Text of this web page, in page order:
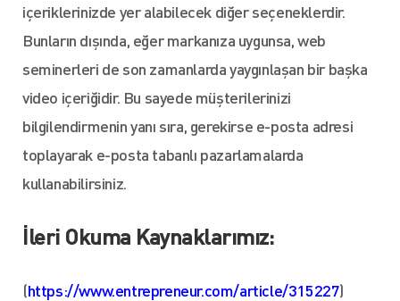
içeriklerinizde yer alabilecek diğer seçeneklerdir.
Bunların dışında, eğer markanıza uygunsa, web
seminerleri de son zamanlarda yaygınlaşan bir başka
video içeriğidir. Bu sayede müşterilerinizi
bilgilendirmenin yanı sıra, gerekirse e-posta adresi
toplayarak e-posta tabanlı pazarlamalarda
kullanabilirsiniz.
İleri Okuma Kaynaklarımız:
(https://www.entrepreneur.com/article/315227)